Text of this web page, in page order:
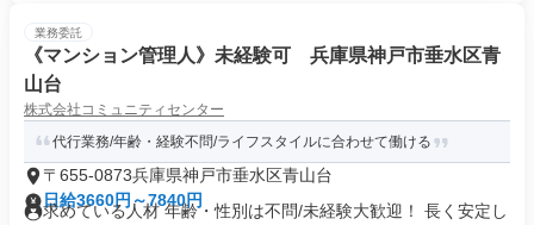
業務委託
《マンション管理人》未経験可 兵庫県神戸市垂水区青
山台
株式会社コミュニティセンター
代行業務/年齢・経験不問/ライフスタイルに合わせて働ける
〒655-0873兵庫県神戸市垂水区青山台
日給3660円～7840円
求めている人材 年齢・性別は不問/未経験大歓迎！ 長く安定し